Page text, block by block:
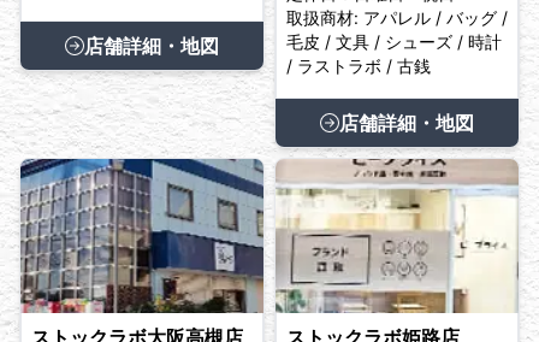
店舗詳細・地図
取扱商材: アパレル / バッグ /
毛皮 / 文具 / シューズ / 時計
/ ラストラボ / 古銭
店舗詳細・地図
ストックラボ大阪高槻店
ストックラボ姫路店